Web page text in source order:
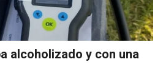
alcoholizado y con una